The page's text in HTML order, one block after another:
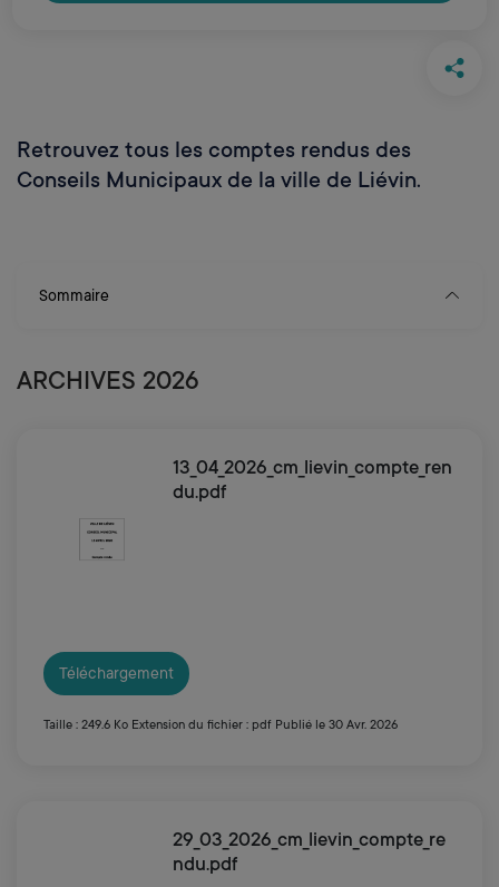
Retrouvez tous les comptes rendus des
Conseils Municipaux de la ville de Liévin.
Sommaire
ARCHIVES 2026
13_04_2026_cm_lievin_compte_ren
du.pdf
Téléchargement
Taille : 249.6 Ko Extension du fichier : pdf Publié le 30 Avr. 2026
29_03_2026_cm_lievin_compte_re
ndu.pdf